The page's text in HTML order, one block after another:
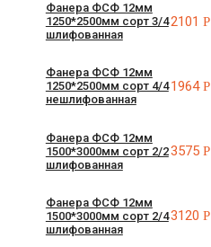
Фанера ФСФ 12мм
1250*2500мм сорт 3/4
шлифованная
2101Р
Фанера ФСФ 12мм
1250*2500мм сорт 4/4
нешлифованная
1964Р
Фанера ФСФ 12мм
1500*3000мм сорт 2/2
шлифованная
3575Р
Фанера ФСФ 12мм
1500*3000мм сорт 2/4
шлифованная
3120Р